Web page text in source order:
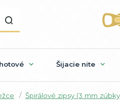
Šijacie nite
Špirálové zipsy (3 mm